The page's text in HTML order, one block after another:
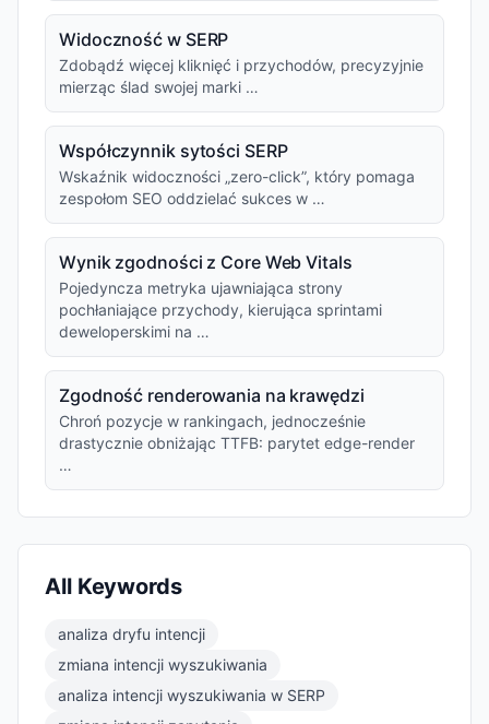
Widoczność w SERP
Zdobądź więcej kliknięć i przychodów, precyzyjnie
mierząc ślad swojej marki …
Współczynnik sytości SERP
Wskaźnik widoczności „zero-click”, który pomaga
zespołom SEO oddzielać sukces w …
Wynik zgodności z Core Web Vitals
Pojedyncza metryka ujawniająca strony
pochłaniające przychody, kierująca sprintami
deweloperskimi na …
Zgodność renderowania na krawędzi
Chroń pozycje w rankingach, jednocześnie
drastycznie obniżając TTFB: parytet edge-render
…
All Keywords
analiza dryfu intencji
zmiana intencji wyszukiwania
analiza intencji wyszukiwania w SERP